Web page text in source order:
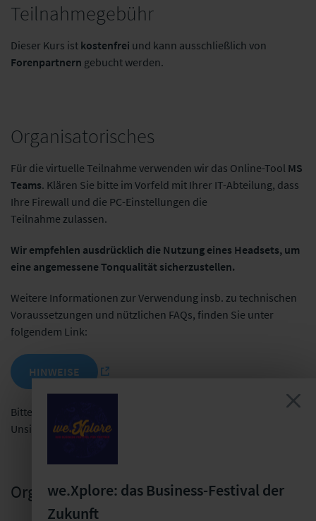
Teilnahmegebühr
Dieser Kurs ist kostenfrei und kann ausschließlich von
Forenpartnern gebucht werden.
Organisatorisches
Für die virtuelle Teilnahme verwenden wir das Online-Tool MS
Teams. Klären Sie bitte im Vorfeld mit Ihrer IT-Abteilung, dass
Ihre Firewall und die PC-Einstellungen die
Teilnahme zulassen.
Wir empfehlen ausdrücklich die Nutzung eines Headsets, um
eine angemessene Tonqualität sicherzustellen.
Weitere Informationen zur Verwendung insb. zu technischen
Voraussetzungen und nützlichen FAQs, finden Sie unter
folgendem Link:
HINWEISE
Bitte kontaktieren Sie uns bei weiteren Fragen oder
Unsicherheiten.
Organisatorische Ansprechperson
we.Xplore: das Business-Festival der
Zukunft